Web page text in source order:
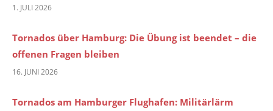
1. JULI 2026
Tornados über Hamburg: Die Übung ist beendet – die
offenen Fragen bleiben
16. JUNI 2026
Tornados am Hamburger Flughafen: Militärlärm